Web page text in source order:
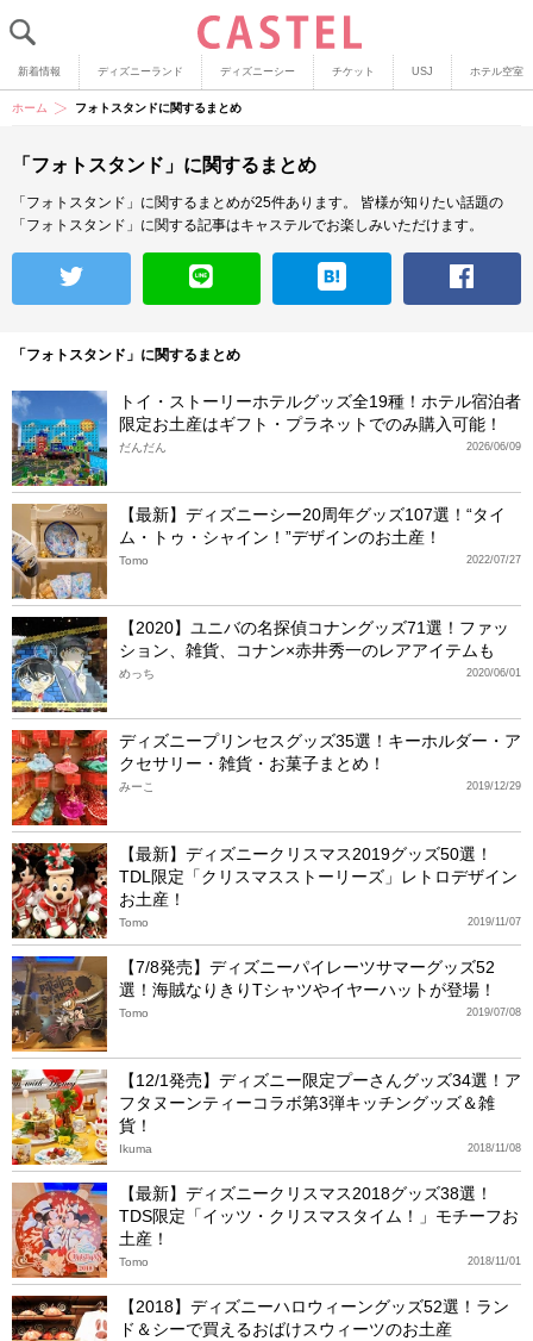
新着情報 ディズニーランド ディズニーシー チケット USJ ホテル空室
ホーム フォトスタンドに関するまとめ
「フォトスタンド」に関するまとめ
「フォトスタンド」に関するまとめが25件あります。
皆様が知りたい話題の
「フォトスタンド」に関する記事はキャステルでお楽しみいただけます。
「フォトスタンド」に関するまとめ
トイ・ストーリーホテルグッズ全19種！ホテル宿泊者
限定お土産はギフト・プラネットでのみ購入可能！
2026/06/09
だんだん
【最新】ディズニーシー20周年グッズ107選！“タイ
ム・トゥ・シャイン！”デザインのお土産！
2022/07/27
Tomo
【2020】ユニバの名探偵コナングッズ71選！ファッ
ション、雑貨、コナン×赤井秀一のレアアイテムも
2020/06/01
めっち
ディズニープリンセスグッズ35選！キーホルダー・ア
クセサリー・雑貨・お菓子まとめ！
2019/12/29
みーこ
【最新】ディズニークリスマス2019グッズ50選！
TDL限定「クリスマスストーリーズ」レトロデザイン
お土産！
2019/11/07
Tomo
【7/8発売】ディズニーパイレーツサマーグッズ52
選！海賊なりきりTシャツやイヤーハットが登場！
2019/07/08
Tomo
【12/1発売】ディズニー限定プーさんグッズ34選！ア
フタヌーンティーコラボ第3弾キッチングッズ＆雑
貨！
2018/11/08
Ikuma
【最新】ディズニークリスマス2018グッズ38選！
TDS限定「イッツ・クリスマスタイム！」モチーフお
土産！
2018/11/01
Tomo
【2018】ディズニーハロウィーングッズ52選！ラン
ド＆シーで買えるおばけスウィーツのお土産